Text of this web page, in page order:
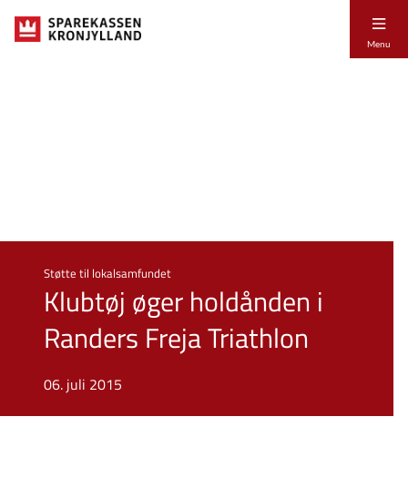
Menu
Støtte til lokalsamfundet
Klubtøj øger holdånden i
Randers Freja Triathlon
06. juli 2015